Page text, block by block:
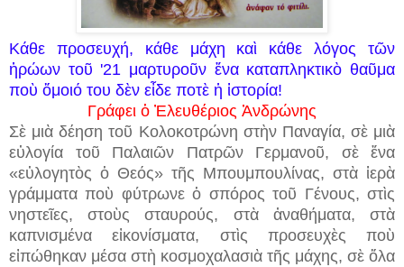
Κάθε προσευχή, κάθε μάχη καὶ κάθε λόγος τῶν
ἡρώων τοῦ '21 μαρτυροῦν ἕνα καταπληκτικὸ θαῦμα
ποὺ ὅμοιό του δὲν εἶδε ποτὲ ἡ ἱστορία!
Γράφει ὁ Ἐλευθέριος Ἀνδρώνης
Σὲ μιὰ δέηση τοῦ Κολοκοτρώνη στὴν Παναγία, σὲ μιὰ
εὐλογία τοῦ Παλαιῶν Πατρῶν Γερμανοῦ, σὲ ἕνα
«εὐλογητὸς ὁ Θεός» τῆς Μπουμπουλίνας, στὰ ἱερὰ
γράμματα ποὺ φύτρωνε ὁ σπόρος τοῦ Γένους, στὶς
νηστεῖες, στοὺς σταυρούς, στὰ ἀναθήματα, στὰ
καπνισμένα εἰκονίσματα, στὶς προσευχὲς ποὺ
εἰπώθηκαν μέσα στὴ κοσμοχαλασιὰ τῆς μάχης, σὲ ὅλα